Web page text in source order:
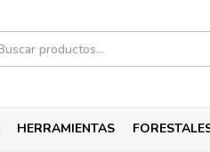
HERRAMIENTAS